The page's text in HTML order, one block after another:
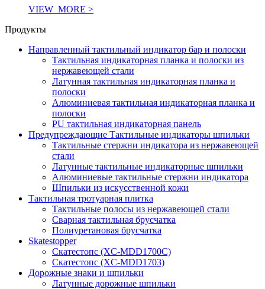
VIEW_MORE >
Продукты
Направленный тактильный индикатор бар и полоски
Тактильная индикаторная планка и полоски из
нержавеющей стали
Латунная тактильная индикаторная планка и
полоски
Алюминиевая тактильная индикаторная планка и
полоски
PU тактильная индикаторная панель
Предупреждающие Тактильные индикаторы шпильки
Тактильные стержни индикатора из нержавеющей
стали
Латунные тактильные индикаторные шпильки
Алюминиевые тактильные стержни индикатора
Шпильки из искусственной кожи
Тактильная тротуарная плитка
Тактильные полосы из нержавеющей стали
Сварная тактильная брусчатка
Полиуретановая брусчатка
Skatestopper
Скатестопс (XC-MDD1700C)
Скатестопс (XC-MDD1703)
Дорожные знаки и шпильки
Латунные дорожные шпильки